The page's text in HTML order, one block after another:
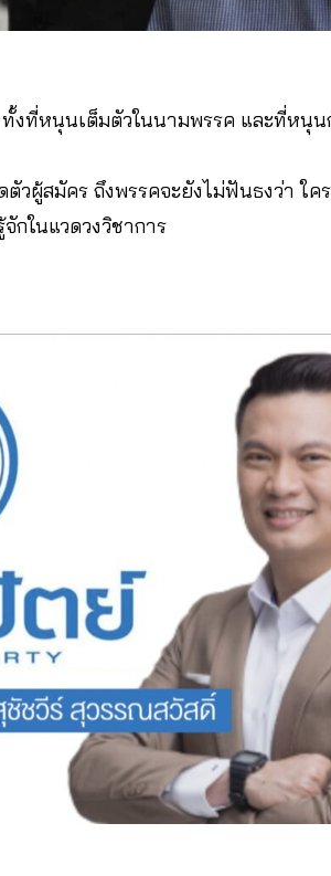
งที่หนุนเต็มตัวในนามพรรค และที่หนุน
วผู้สมัคร ถึงพรรคจะยังไม่ฟันธงว่า ใค
กในแวดวงวิชาการ